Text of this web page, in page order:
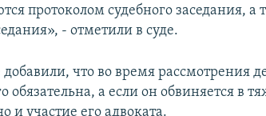
протоколом судебного заседания, а
- отметили в суде.
что во время рассмотрения
обязательна, а если он обвиняется в
и участие его адвоката.